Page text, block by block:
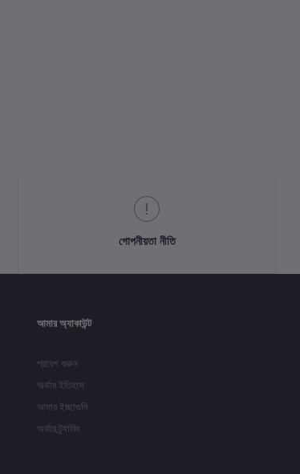
গোপনীয়তা নীতি
আমার অ্যাকাউন্ট
প্রবেশ করুন
অর্ডার ইতিহাস
আমার ইচ্ছাগুলি
অর্ডার ট্র্যাকিং